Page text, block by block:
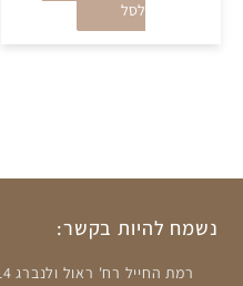
לסל
נשמח להיות בקשר: